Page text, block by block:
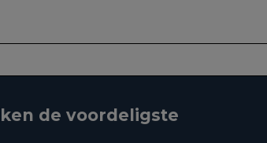
de voordeligste